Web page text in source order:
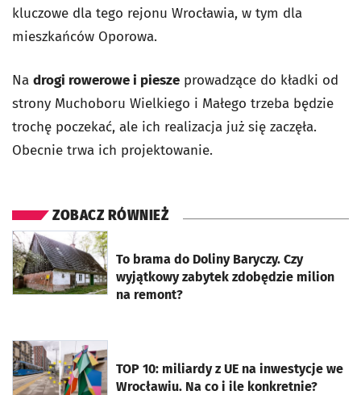
kluczowe dla tego rejonu Wrocławia, w tym dla
mieszkańców Oporowa.
Na drogi rowerowe i piesze prowadzące do kładki od
strony Muchoboru Wielkiego i Małego trzeba będzie
trochę poczekać, ale ich realizacja już się zaczęła.
Obecnie trwa ich projektowanie.
ZOBACZ RÓWNIEŻ
To brama do Doliny Baryczy. Czy
wyjątkowy zabytek zdobędzie milion
na remont?
otworzy się w nowej karcie
TOP 10: miliardy z UE na inwestycje we
Wrocławiu. Na co i ile konkretnie?
otworzy się w nowej karcie